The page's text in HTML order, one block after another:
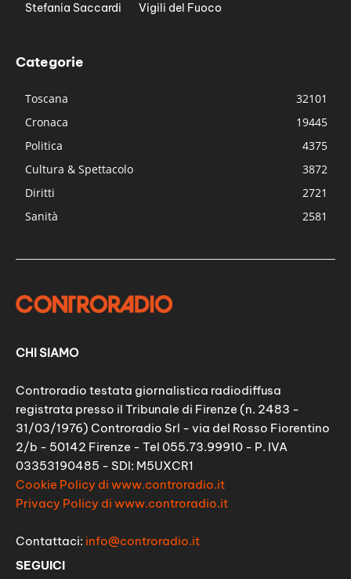
Stefania Saccardi
Vigili del Fuoco
Categorie
Toscana
32101
Cronaca
19445
Politica
4375
Cultura & Spettacolo
3872
Diritti
2721
Sanità
2581
CHI SIAMO
Controradio testata giornalistica radiodiffusa
registrata presso il Tribunale di Firenze (n. 2483 -
31/03/1976) Controradio Srl - via del Rosso Fiorentino
2/b - 50142 Firenze - Tel 055.73.99910 - P. IVA
03353190485 - SDI: M5UXCR1
Cookie Policy di www.controradio.it
Privacy Policy di www.controradio.it
Contattaci: info@controradio.it
SEGUICI